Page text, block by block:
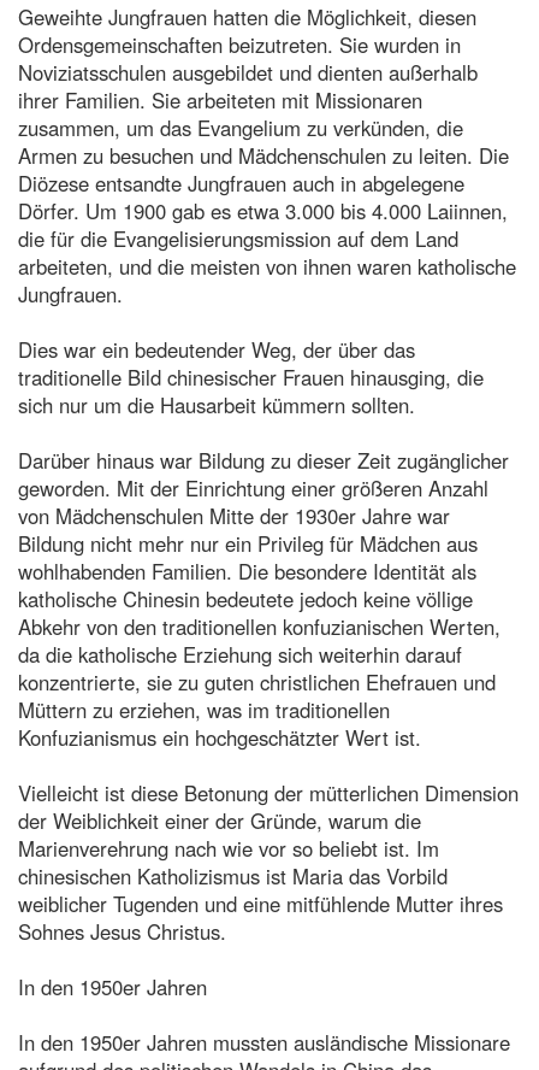
Geweihte Jungfrauen hatten die Möglichkeit, diesen
Ordensgemeinschaften beizutreten. Sie wurden in
Noviziatsschulen ausgebildet und dienten außerhalb
ihrer Familien. Sie arbeiteten mit Missionaren
zusammen, um das Evangelium zu verkünden, die
Armen zu besuchen und Mädchenschulen zu leiten. Die
Diözese entsandte Jungfrauen auch in abgelegene
Dörfer. Um 1900 gab es etwa 3.000 bis 4.000 Laiinnen,
die für die Evangelisierungsmission auf dem Land
arbeiteten, und die meisten von ihnen waren katholische
Jungfrauen.
Dies war ein bedeutender Weg, der über das
traditionelle Bild chinesischer Frauen hinausging, die
sich nur um die Hausarbeit kümmern sollten.
Darüber hinaus war Bildung zu dieser Zeit zugänglicher
geworden. Mit der Einrichtung einer größeren Anzahl
von Mädchenschulen Mitte der 1930er Jahre war
Bildung nicht mehr nur ein Privileg für Mädchen aus
wohlhabenden Familien. Die besondere Identität als
katholische Chinesin bedeutete jedoch keine völlige
Abkehr von den traditionellen konfuzianischen Werten,
da die katholische Erziehung sich weiterhin darauf
konzentrierte, sie zu guten christlichen Ehefrauen und
Müttern zu erziehen, was im traditionellen
Konfuzianismus ein hochgeschätzter Wert ist.
Vielleicht ist diese Betonung der mütterlichen Dimension
der Weiblichkeit einer der Gründe, warum die
Marienverehrung nach wie vor so beliebt ist. Im
chinesischen Katholizismus ist Maria das Vorbild
weiblicher Tugenden und eine mitfühlende Mutter ihres
Sohnes Jesus Christus.
In den 1950er Jahren
In den 1950er Jahren mussten ausländische Missionare